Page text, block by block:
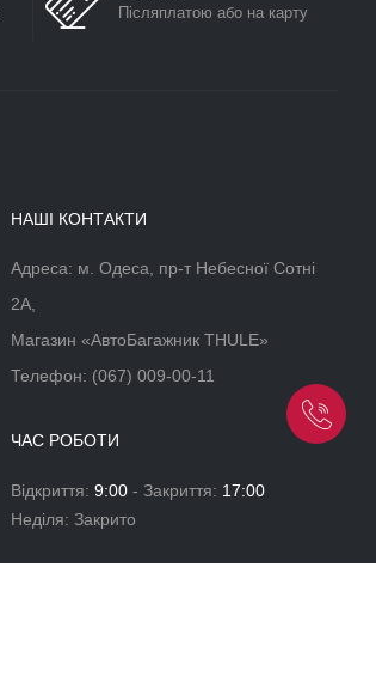
Післяплатою або на карту
АЕРОДИНАМІЧНІЙ БОКС НА
НАШІ КОНТАКТИ
Адреса: м. Одеса, пр-т Небесної Сотні
2А,
Магазин «АвтоБагажник THULE»
Телефон: (067) 009-00-11
ЧАС РОБОТИ
Відкриття: 9:00- Закриття: 17:00
Неділя: Закрито